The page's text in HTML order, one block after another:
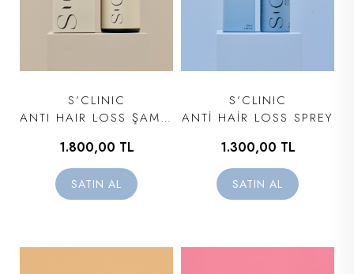
S’CLINIC
ANTI HAIR LOSS ŞAMPUAN
1.800,00 TL
SATIN AL
S’CLINIC
ANTİ HAİR LOSS SPREY
1.300,00 TL
SATIN AL